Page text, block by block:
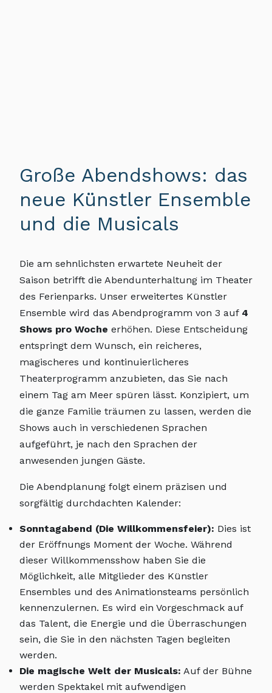
Große Abendshows: das
neue Künstler Ensemble
und die Musicals
Die am sehnlichsten erwartete Neuheit der
Saison betrifft die Abendunterhaltung im Theater
des Ferienparks. Unser erweitertes Künstler
Ensemble wird das Abendprogramm von 3 auf 4
Shows pro Woche erhöhen. Diese Entscheidung
entspringt dem Wunsch, ein reicheres,
magischeres und kontinuierlicheres
Theaterprogramm anzubieten, das Sie nach
einem Tag am Meer spüren lässt. Konzipiert, um
die ganze Familie träumen zu lassen, werden die
Shows auch in verschiedenen Sprachen
aufgeführt, je nach den Sprachen der
anwesenden jungen Gäste.
Die Abendplanung folgt einem präzisen und
sorgfältig durchdachten Kalender:
Sonntagabend (Die Willkommensfeier): Dies ist
der Eröffnungs Moment der Woche. Während
dieser Willkommensshow haben Sie die
Möglichkeit, alle Mitglieder des Künstler
Ensembles und des Animationsteams persönlich
kennenzulernen. Es wird ein Vorgeschmack auf
das Talent, die Energie und die Überraschungen
sein, die Sie in den nächsten Tagen begleiten
werden.
Die magische Welt der Musicals: Auf der Bühne
werden Spektakel mit aufwendigen